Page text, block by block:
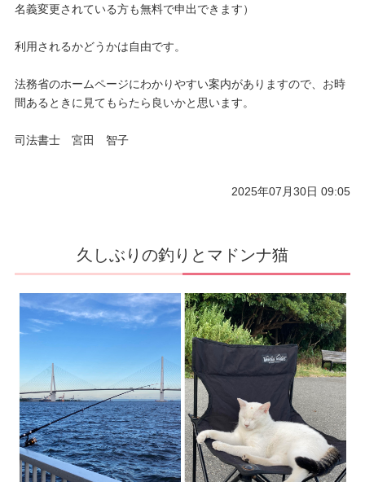
名義変更されている方も無料で申出できます）
利用されるかどうかは自由です。
法務省のホームページにわかりやすい案内がありますので、お時
間あるときに見てもらたら良いかと思います。
司法書士 宮田 智子
2025年07月30日 09:05
久しぶりの釣りとマドンナ猫